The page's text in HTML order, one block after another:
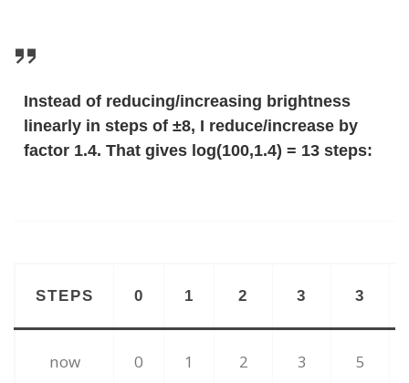
Instead of reducing/increasing brightness
linearly in steps of ±8, I reduce/increase by
factor 1.4. That gives log(100,1.4) = 13 steps:
STEPS 0 1 2 3 3
now 0 1 2 3 5